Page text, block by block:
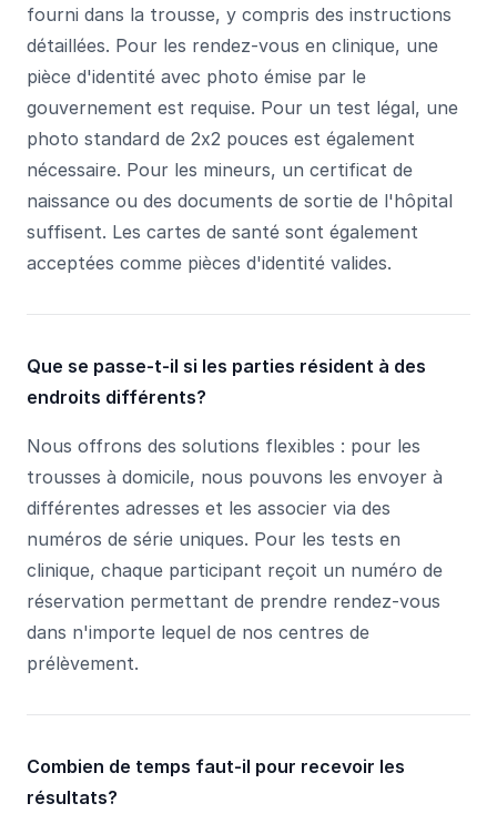
fourni dans la trousse, y compris des instructions
détaillées. Pour les rendez-vous en clinique, une
pièce d'identité avec photo émise par le
gouvernement est requise. Pour un test légal, une
photo standard de 2x2 pouces est également
nécessaire. Pour les mineurs, un certificat de
naissance ou des documents de sortie de l'hôpital
suffisent. Les cartes de santé sont également
acceptées comme pièces d'identité valides.
Que se passe-t-il si les parties résident à des
endroits différents?
Nous offrons des solutions flexibles : pour les
trousses à domicile, nous pouvons les envoyer à
différentes adresses et les associer via des
numéros de série uniques. Pour les tests en
clinique, chaque participant reçoit un numéro de
réservation permettant de prendre rendez-vous
dans n'importe lequel de nos centres de
prélèvement.
Combien de temps faut-il pour recevoir les
résultats?